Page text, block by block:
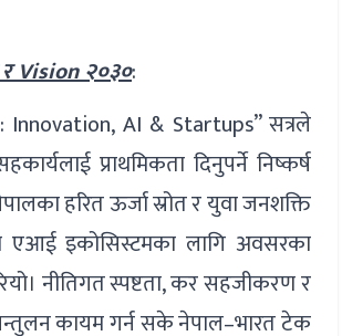
Vision २०३०:
Innovation, AI & Startups” सत्रले
प्राथमिकता दिनुपर्ने निष्कर्ष
हरित ऊर्जा स्रोत र युवा जनशक्ति
एआई इकोसिस्टमका लागि अवसरका
नीतिगत स्पष्टता, कर सहजीकरण र
सन्तुलन कायम गर्न सके नेपाल–भारत टेक